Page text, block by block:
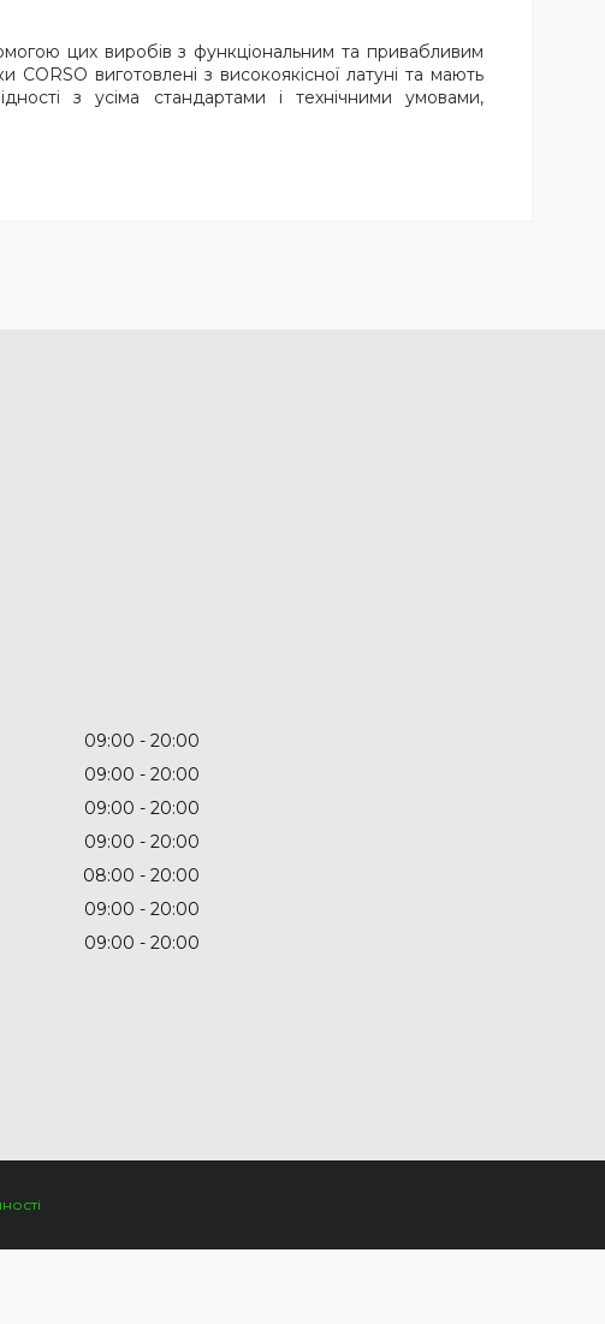
цих виробів з функціональним та привабливим
виготовлені з високоякісної латуні та мають
з усіма стандартами і технічними умовами,
09:00
20:00
09:00
20:00
09:00
20:00
09:00
20:00
08:00
20:00
09:00
20:00
09:00 20:00